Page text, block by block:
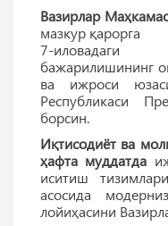
Вазирлар
мазкур қарорга
7-иловадаги
бажарилишининг
ва ижроси
Республикаси
борсин.
Иқтисодиёт ва
ҳафта муддатда
иситиш
асосида
лойиҳасини